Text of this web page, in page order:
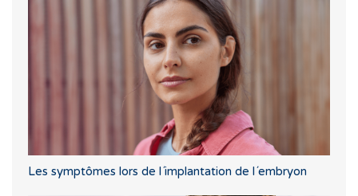
Les symptômes lors de l´implantation de l´embryon